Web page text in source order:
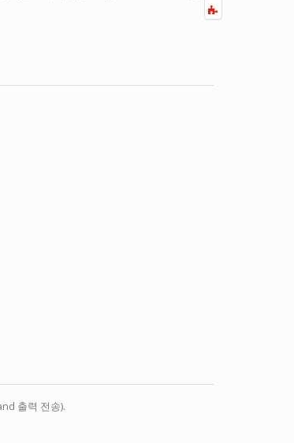
내
all
출력 전송).